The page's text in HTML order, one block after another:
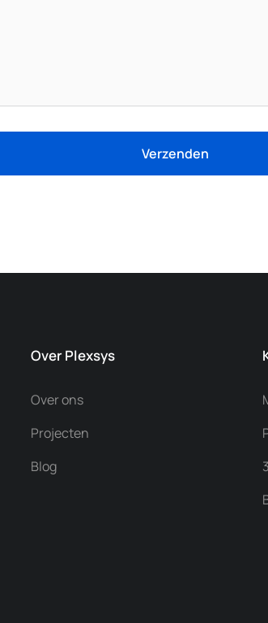
Verzenden
Over Plexsys
Over ons
Projecten
Blog